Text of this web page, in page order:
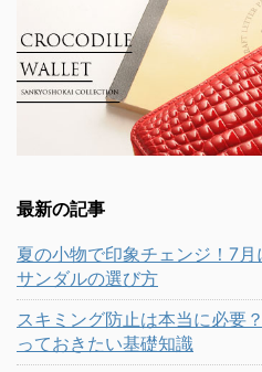
最新の記事
夏の小物で印象チェンジ！7月
サンダルの選び方
スキミング防止は本当に必要
っておきたい基礎知識